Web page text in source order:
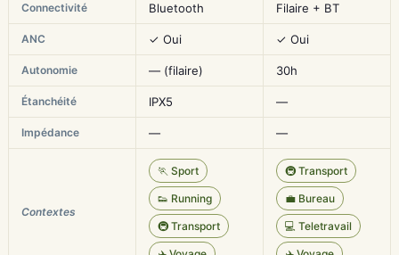
Connectivité Bluetooth Filaire + BT
ANC ✓ Oui ✓ Oui
Autonomie — (filaire) 30h
Étanchéité IPX5 —
Impédance — —
Contextes
🏃 Sport
👟 Running
🚇 Transport
🚇 Transport
💼 Bureau
💻 Teletravail